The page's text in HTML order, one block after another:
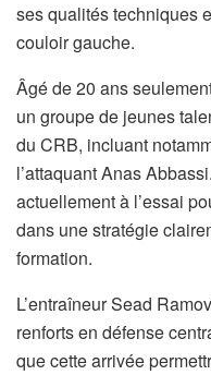
ses qualités techniques
couloir gauche.
Âgé de 20 ans
un groupe de jeunes
du CRB, incluant
l’attaquant Anas
actuellement à l’essai
dans une stratégie
formation.
L’entraîneur Sead
renforts en défense
que cette arrivée